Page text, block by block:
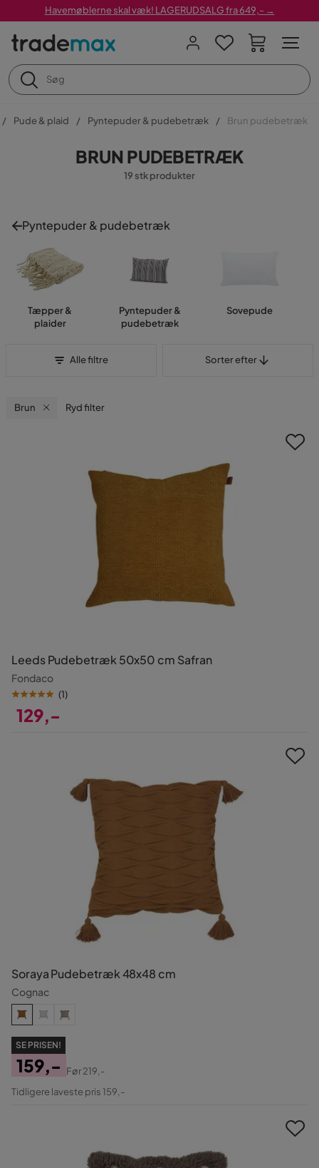
Havemøblerne skal væk! LAGERUDSALG fra 649,- →
Pude & plaid Pyntepuder & pudebetræk Brun pudebetræk
BRUN PUDEBETRÆK
19 stk produkter
Pyntepuder & pudebetræk
Tæpper &
plaider
Pyntepuder &
pudebetræk
Sovepude
Alle filtre Sorter efter
Brun Ryd filter
Leeds Pudebetræk 50x50 cm Safran
Fondaco
(1)
129,-
Soraya Pudebetræk 48x48 cm
Cognac
SE PRISEN!
Pris
159,-
Original
Før219,-
Tidligere laveste pris 159,-